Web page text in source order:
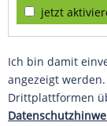
jetzt
Ich bin damit
angezeigt
Drittplattformen